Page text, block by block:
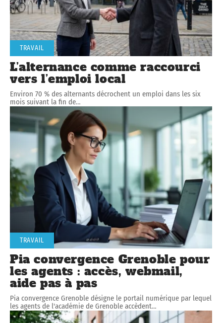
TRAVAIL
L’alternance comme raccourci
vers l’emploi local
Environ 70 % des alternants décrochent un emploi dans les six
mois suivant la fin de…
TRAVAIL
Pia convergence Grenoble pour
les agents : accès, webmail,
aide pas à pas
Pia convergence Grenoble désigne le portail numérique par lequel
les agents de l'académie de Grenoble accèdent…